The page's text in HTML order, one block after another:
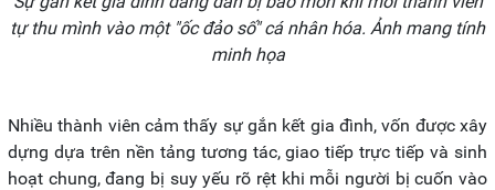
tự thu mình vào một "ốc đảo số" cá nhân hóa. Ảnh mang tính
minh họa
Nhiều thành viên cảm thấy sự gắn kết gia đình, vốn được xây
dựng dựa trên nền tảng tương tác, giao tiếp trực tiếp và sinh
hoạt chung, đang bị suy yếu rõ rệt khi mỗi người bị cuốn vào